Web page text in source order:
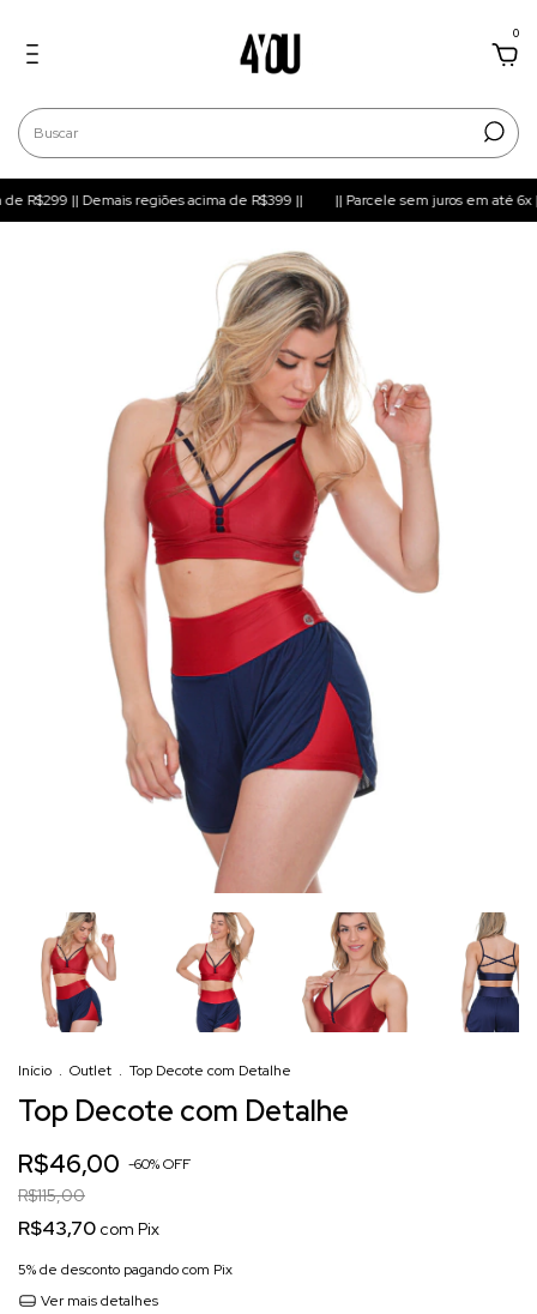
0
|| Demais regiões acima de R$399 || || Parcele sem juros em até 6x ||
Início . Outlet . Top Decote com Detalhe
Top Decote com Detalhe
R$46,00 -60%OFF
R$115,00
R$43,70 com Pix
5% de desconto pagando com Pix
Ver mais detalhes